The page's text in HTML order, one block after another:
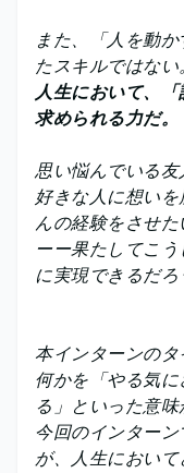
また、「人を動
たスキルではない。
人生において、
求められる力だ。
思い悩んでいる友
好きな人に想い
んの経験をさせた
ーー果たしてこ
に実現できるだろ
本インターンのタ
何かを「やる気
る」といった意味
今回のインターン
が、人生におい